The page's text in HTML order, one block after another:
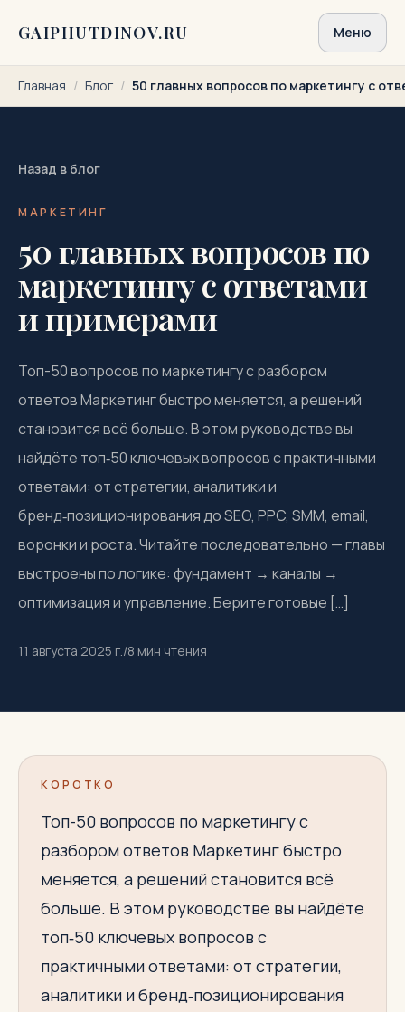
GAIPHUTDINOV.RU Меню
Главная / Блог / 50 главных вопросов по маркетингу с
Назад в блог
МАРКЕТИНГ
50 главных вопросов по
маркетингу с ответами
и примерами
Топ-50 вопросов по маркетингу с разбором
ответов Маркетинг быстро меняется, а решений
становится всё больше. В этом руководстве вы
найдёте топ‑50 ключевых вопросов с практичными
ответами: от стратегии, аналитики и
бренд‑позиционирования до SEO, PPC, SMM, email,
воронки и роста. Читайте последовательно — главы
выстроены по логике: фундамент → каналы →
оптимизация и управление. Берите готовые […]
11 августа 2025 г./8 мин чтения
КОРОТКО
Топ-50 вопросов по маркетингу с
разбором ответов Маркетинг быстро
меняется, а решений становится всё
больше. В этом руководстве вы найдёте
топ‑50 ключевых вопросов с
практичными ответами: от стратегии,
аналитики и бренд‑позиционирования